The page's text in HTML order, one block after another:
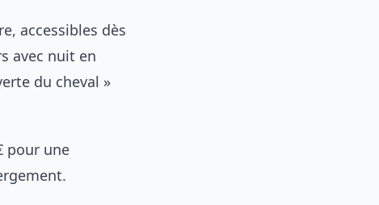
accessibles dès
avec nuit en
du cheval »
pour une